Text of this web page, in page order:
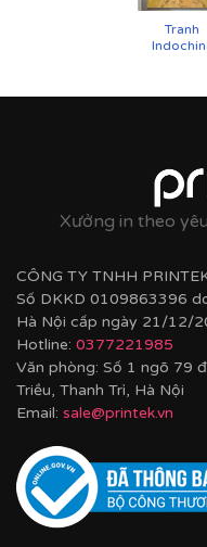
✨Chất liệu khung bền
Tranh được căng
chống cong vênh,
Hoàn thiện bằng
Tranh
Xưởng in theo
CÔNG TY TNHH
Số DKKD 0109863396
Hà Nội cấp ngày 21/12/
Hotline: 0377221985
Văn phòng: Số 1 ngõ 79
Triều, Thanh Trì, Hà Nội
Email: sale@printek.vn